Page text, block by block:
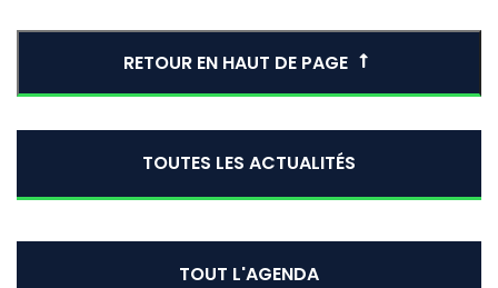
RETOUR EN HAUT DE PAGE
TOUTES LES ACTUALITÉS
TOUT L'AGENDA